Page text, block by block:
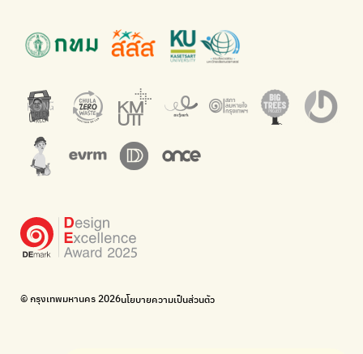
แอปแยกขยะได้ง่ายๆเพียงสแกนบาร์โค้ดสินค้า
Net Zero Carbon
The Sustainment
การบริหารองค์กรเพื่อสังคมและสิ่งแวดล้อม
WonWon
รวมร้านซ่อมใกล้บ้านคุณ
Bike for Everyone
BUCA
ภาคีจักรยานเมือง กรุงเทพฯ
กำจัด E-waste อย่างถูกวิธี ตามจุดรับ และไปรษณีย์
Green map
มือวิเศษกรุงเทพ
บริจาคขยะไปอัพไซเคิลเป็นชุดพนักงานกวาดถนน
WonWon
รวมร้านซ่อมใกล้บ้านคุณ
© กรุงเทพมหานคร 2026นโยบายความเป็นส่วนตัว